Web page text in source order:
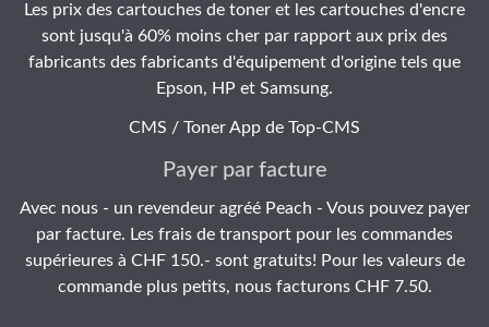
Les prix des cartouches de toner et les cartouches d'encre
sont jusqu'à 60% moins cher par rapport aux prix des
fabricants des fabricants d'équipement d'origine tels que
Epson, HP et Samsung.
CMS / Toner App de Top-CMS
Payer par facture
Avec nous - un revendeur agréé Peach - Vous pouvez payer
par facture. Les frais de transport pour les commandes
supérieures à CHF 150.- sont gratuits! Pour les valeurs de
commande plus petits, nous facturons CHF 7.50.